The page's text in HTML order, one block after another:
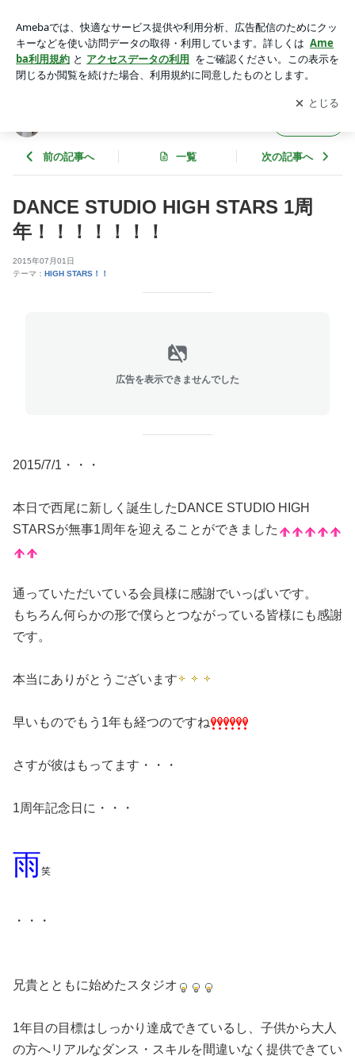
の｢ﾐﾗｸﾙｸﾙｸﾙ奇跡を起こすぞ!2026!!｣
アプリをダウンロードして ブログの更新通知
を受け取りまし
ょう。
開く
前の記事へ 一覧 次の記事へ
DANCE STUDIO HIGH STARS 1周
年！！！！！！！
2015年07月01日
テーマ： HIGH STARS！！
広告を表示できませんでした
2015/7/1・・・
本日で西尾に新しく誕生したDANCE STUDIO HIGH
STARSが無事1周年を迎えることができました
通っていただいている会員様に感謝でいっぱいです。
もちろん何らかの形で僕らとつながっている皆様にも感謝
です。
本当にありがとうございます
早いものでもう1年も経つのですね
さすが彼はもってます・・・
1周年記念日に・・・
雨笑
・・・
兄貴とともに始めたスタジオ
1年目の目標はしっかり達成できているし、子供から大人
の方へリアルなダンス・スキルを間違いなく提供できてい